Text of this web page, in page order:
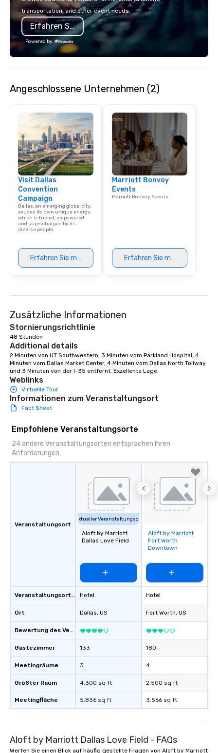
seamless from start to
transportation, and other event needs.
Erfahren Sie mehr
Powered by
Angeschlossene Unternehmen (2)
Visit Dallas
Convention
Campaign
Dallas, an emerging global city,
exudes its own unique energy,
which is fueled, empowered
and supercharged by its
diverse people.
Erfahren Sie mehr
Marriott Bonvoy
Events
Marriott Bonvoy Events
Erfahren Sie mehr
Zusätzliche Informationen
Stornierungsrichtlinie
48 Stunden
Additional details
2 Minuten von UT Southwestern, 3 Minuten vom Parkland Hospital, 4
Minuten vom Dallas Market Center, 4 Minuten vom Dallas North Tollway
und 3 Minuten von der I-35 entfernt. Exzellente Lage
Weblinks
Virtuelle Tour
Informationen zum Veranstaltungsort
Fact Sheet
Empfohlene Veranstaltungsorte
24 andere Veranstaltungsorten entsprachen Ihren
Anforderungen
Veranstaltungsort
Veranstaltungsortstyp
Ort
Bewertung des Veranstaltungsortes
Gästezimmer
Meetingräume
Größter Raum
Meetingfläche
Aktueller Veranstaltungsort
Aloft by Marriott
Dallas Love Field
Hotel
Dallas, US
133
3
4.300 sq ft
5.836 sq ft
Removed from
favorites
Aloft by Marriott
Fort Worth
Downtown
Hotel
Fort Worth, US
180
4
2.500 sq ft
3.566 sq ft
Aloft by Marriott Dallas Love Field - FAQs
Werfen Sie einen Blick auf häufig gestellte Fragen von Aloft by Marriott